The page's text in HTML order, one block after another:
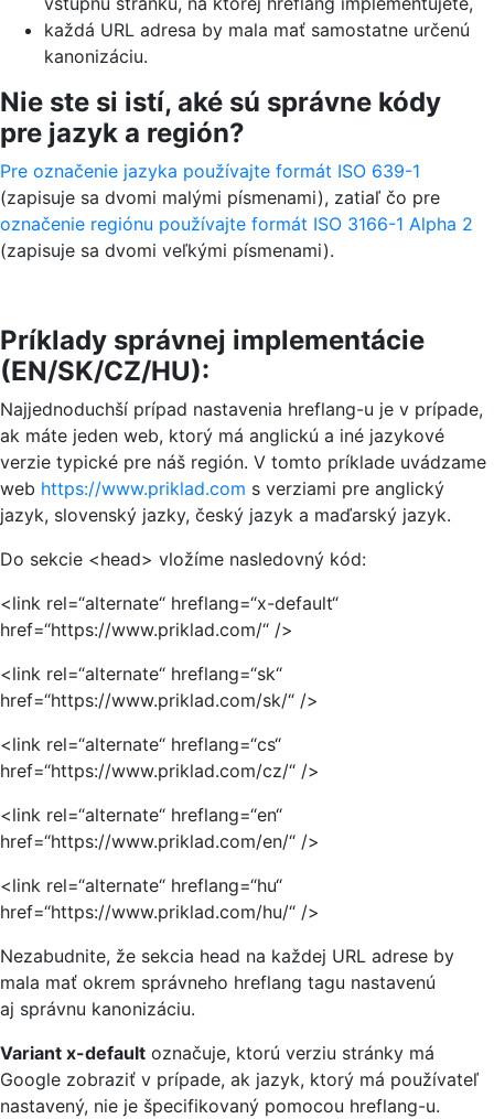
každá URL adresa by mala mať samostatne určenú
kanonizáciu.
Nie ste si istí, aké sú správne kódy
pre jazyk a región?
Pre označenie jazyka používajte formát ISO 639-1
(zapisuje sa dvomi malými písmenami), zatiaľ čo pre
označenie regiónu používajte formát ISO 3166-1 Alpha 2
(zapisuje sa dvomi veľkými písmenami).
Príklady správnej implementácie
(EN/SK/CZ/HU):
Najjednoduchší prípad nastavenia hreflang-u je v prípade,
ak máte jeden web, ktorý má anglickú a iné jazykové
verzie typické pre náš región. V tomto príklade uvádzame
web https://www.priklad.com s verziami pre anglický
jazyk, slovenský jazky, český jazyk a maďarský jazyk.
Do sekcie <head> vložíme nasledovný kód:
<link rel=“alternate“ hreflang=“x-default“
href=“https://www.priklad.com/“ />
<link rel=“alternate“ hreflang=“sk“
href=“https://www.priklad.com/sk/“ />
<link rel=“alternate“ hreflang=“cs“
href=“https://www.priklad.com/cz/“ />
<link rel=“alternate“ hreflang=“en“
href=“https://www.priklad.com/en/“ />
<link rel=“alternate“ hreflang=“hu“
href=“https://www.priklad.com/hu/“ />
Nezabudnite, že sekcia head na každej URL adrese by
mala mať okrem správneho hreflang tagu nastavenú
aj správnu kanonizáciu.
Variant x-default označuje, ktorú verziu stránky má
Google zobraziť v prípade, ak jazyk, ktorý má používateľ
nastavený, nie je špecifikovaný pomocou hreflang-u.